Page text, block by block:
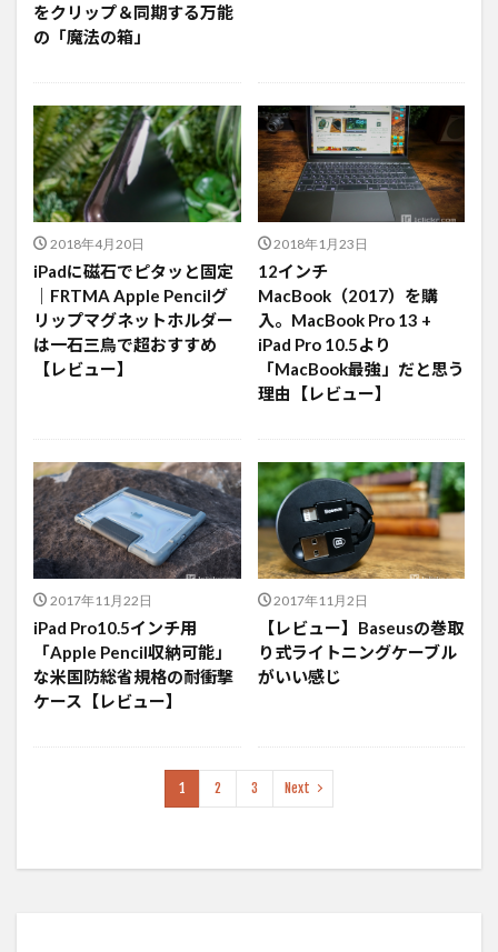
をクリップ＆同期する万能
の「魔法の箱」
2018年4月20日
iPadに磁石でピタッと固定
｜FRTMA Apple Pencilグ
リップマグネットホルダー
は一石三鳥で超おすすめ
【レビュー】
2018年1月23日
12インチ
MacBook（2017）を購
入。MacBook Pro 13 +
iPad Pro 10.5より
「MacBook最強」だと思う
理由【レビュー】
2017年11月22日
iPad Pro10.5インチ用
「Apple Pencil収納可能」
な米国防総省規格の耐衝撃
ケース【レビュー】
2017年11月2日
【レビュー】Baseusの巻取
り式ライトニングケーブル
がいい感じ
1 2 3 Next